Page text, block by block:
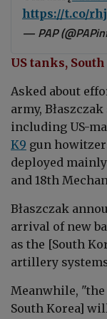
https://t.co/
— PAP
US tanks,
Asked about
army, Błaszczak
including US-
K9 gun
deployed
and 18th
Błaszczak
arrival of new
as the [South
artillery
Meanwhile,
South Korea]